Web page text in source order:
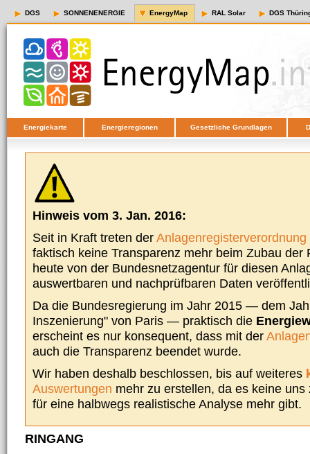
DGS SONNENENERGIE EnergyMap RAL Solar DGS
Energiekarte Energieregionen Gesetzliche Grundlagen
Hinweis vom 3. Jan. 2016:
Seit in Kraft treten derAnlagenregisterverordnung
faktisch keine Transparenz mehr beim Zubau der
heute von der Bundesnetzagentur für diesen
auswertbaren und nachprüfbaren Daten
Da die Bundesregierung im Jahr 2015 — dem
Inszenierung" von Paris — praktisch die
erscheint es nur konsequent, dass mit der
auch die Transparenz beendet wurde.
Wir haben deshalb beschlossen, bis auf weiteres
Auswertungen mehr zu erstellen, da es keine
für eine halbwegs realistische Analyse mehr gibt.
RINGANG